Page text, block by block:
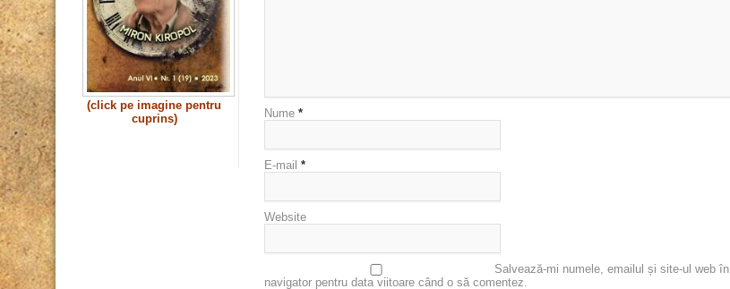
Nume *
E-mail *
Website
Salvează-mi numele, emailul și site-ul web
navigator pentru data viitoare când o să comentez.
(click pe imagine pentru
cuprins)